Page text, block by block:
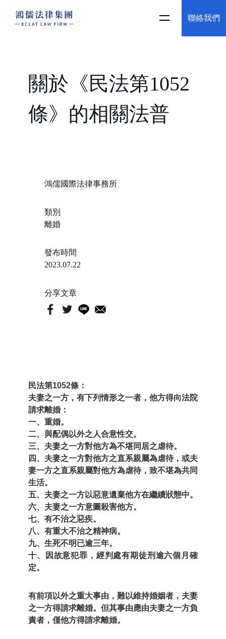
聯絡我們
關於《民法第1052
條》的相關法普
鴻儒國際法律事務所
類別
離婚
發布時間
2023.07.22
分享文章
民法第1052條：
夫妻之一方，有下列情形之一者，他方得向法院
請求離婚：
一、重婚。
二、與配偶以外之人合意性交。
三、夫妻之一方對他方為不堪同居之虐待。
四、夫妻之一方對他方之直系親屬為虐待，或夫
妻一方之直系親屬對他方為虐待，致不堪為共同
生活。
五、夫妻之一方以惡意遺棄他方在繼續狀態中。
六、夫妻之一方意圖殺害他方。
七、有不治之惡疾。
八、有重大不治之精神病。
九、生死不明已逾三年。
十、因故意犯罪，經判處有期徒刑逾六個月確
定。
有前項以外之重大事由，難以維持婚姻者，夫妻
之一方得請求離婚。但其事由應由夫妻之一方負
責者，僅他方得請求離婚。